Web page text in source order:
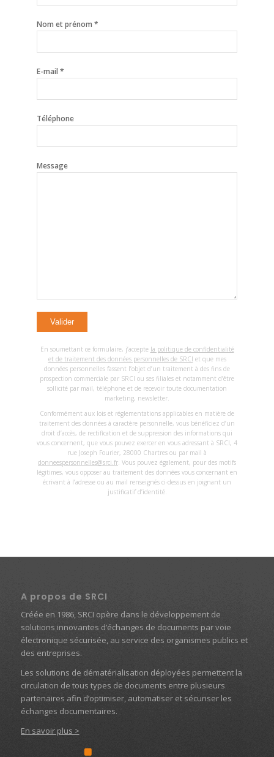
Nom et prénom *
E-mail *
Téléphone
Message
En soumettant ce formulaire, j’accepte la politique de confidentialité
et de traitement des données personnelles de SRCI et que mes
données personnelles fassent l’objet d’un traitement à des fins de
prospection commerciale par SRCI ou ses filiales et notamment d’être
sollicité par mail, téléphone et de recevoir toute documentation
marketing, newsletter.
Conformément aux lois et réglementations applicables en matière de
traitement des données à caractère personnelle, vous bénéficiez d’un
droit d’accès, de rectification et de suppression des informations qui
vous concernent, que vous pouvez exercer en vous adressant à SRCI, 4
rue Joseph Fourier, 28000 Chartres ou par mail à
donneespersonnelles@srci.fr . Vous pouvez également, pour des motifs
légitimes, vous opposer au traitement des données vous concernant en
écrivant à l’adresse ou au mail renseignés ci-dessus en joignant un
justificatif d’identité.
A propos de SRCI
Créée en 1986, SRCI opère dans le développement de
solutions innovantes d’échanges de documents par voie
électronique sécurisée, au service des organismes publics et
des entreprises.
Les solutions de dématérialisation déployées permettent la
circulation de tous types de documents entre plusieurs
partenaires afin d’optimiser, automatiser et sécuriser les
échanges documentaires.
En savoir plus >